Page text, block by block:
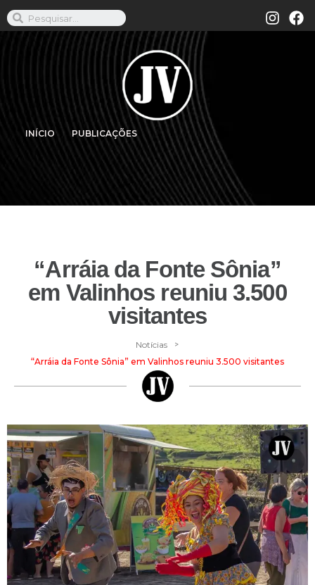
INÍCIO PUBLICAÇÕES
“Arráia da Fonte Sônia”
em Valinhos reuniu 3.500
visitantes
Notícias >
“Arráia da Fonte Sônia” em Valinhos reuniu 3.500 visitantes